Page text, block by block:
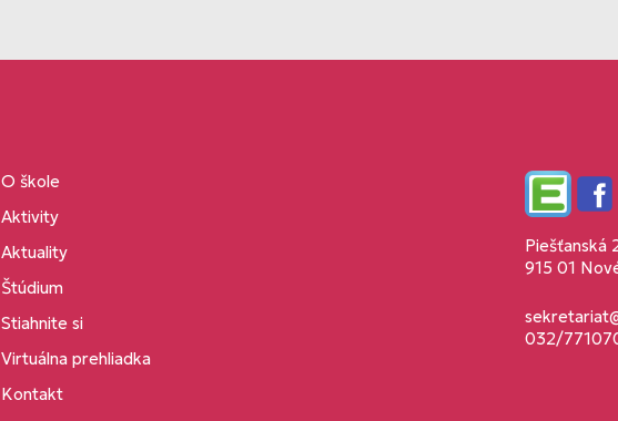
O škole
Aktivity
Aktuality
Štúdium
Stiahnite si
Virtuálna prehliadka
Kontakt
Edupage
Piešťanská
915 01
032/